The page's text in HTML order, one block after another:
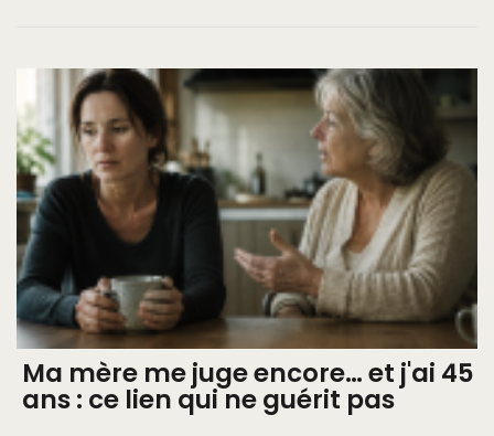
Ma mère me juge encore… et j'ai 45
ans : ce lien qui ne guérit pas